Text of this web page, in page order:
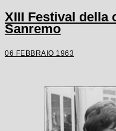
XIII Festival della
Sanremo
06 FEBBRAIO 1963